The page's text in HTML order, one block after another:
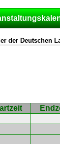
der Deutschen